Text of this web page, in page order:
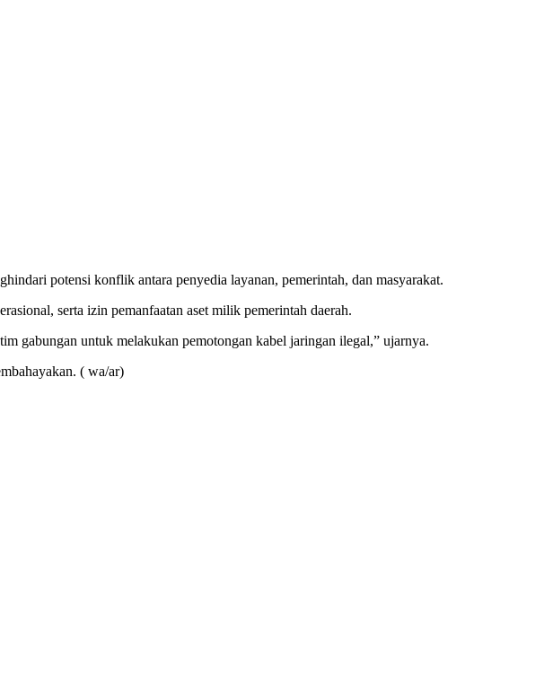
potensi konflik antara penyedia layanan, pemerintah, dan masyarakat.
serta izin pemanfaatan aset milik pemerintah daerah.
gabungan untuk melakukan pemotongan kabel jaringan ilegal,” ujarnya.
( wa/ar)